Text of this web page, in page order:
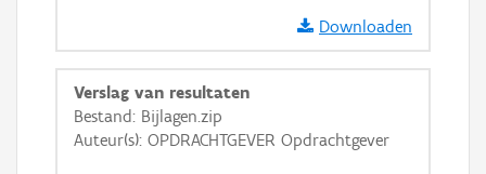
Ortho
GRB-Basiskaart
GRB-Basiskaart in grijswaarden
Downloaden
Verslag van resultaten
Bestand: Bijlagen.zip
Auteur(s): OPDRACHTGEVER Opdrachtgever